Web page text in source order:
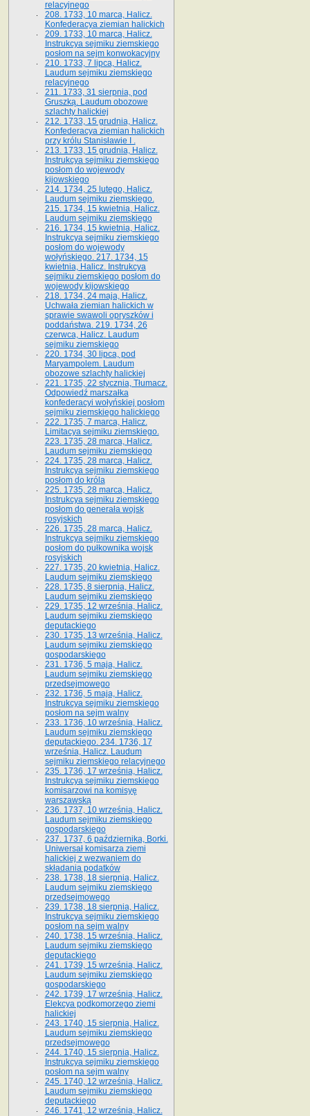
relacyjnego
208. 1733, 10 marca, Halicz.
Konfederacya ziemian halickich­
209. 1733, 10 marca, Halicz.
Instrukcya sejmiku ziemskiego
posłom na sejm konwokacyjny
210. 1733, 7 lipca, Halicz.
Laudum sejmiku ziemskiego
relacyjnego
211. 1733, 31 sierpnia, pod
Gruszką. Laudum obozowe
szlachty halickiej
212. 1733, 15 grudnia, Halicz.
Konfederacya ziemian halickich
przy królu Stanisławie I .
213. 1733, 15 grudnia, Halicz.
Instrukcya sejmiku ziemskiego
posłom do wojewody
kijowskiego
214. 1734, 25 lutego, Halicz.
Laudum sejmiku ziemskiego.
215. 1734, 15 kwietnia, Halicz.
Laudum sejmiku ziemskiego
216. 1734, 15 kwietnia, Halicz.
Instrukcya sejmiku ziemskiego
posłom do wojewody
wołyńskiego. 217. 1734, 15
kwietnia, Halicz. Instrukcya
sejmiku ziemskiego posłom do
wojewody kijowskiego
218. 1734, 24 maja, Halicz.
Uchwała ziemian halickich w
sprawie swawoli opryszków i
poddaństwa. 219. 1734, 26
czerwca, Halicz. Laudum
sejmiku ziemskiego
220. 1734, 30 lipca, pod
Maryampolem. Laudum
obozowe szlachty halickiej
221. 1735, 22 stycznia, Tłumacz.
Odpowiedź marszałka
konfederacyi wołyńskiej posłom
sejmiku ziemskiego halickiego
222. 1735, 7 marca, Halicz.
Limitacya sejmiku ziemskiego.
223. 1735, 28 marca, Halicz.
Laudum sejmiku ziemskiego
224. 1735, 28 marca, Halicz.
Instrukcya sejmiku ziemskiego
posłom do króla
225. 1735, 28 marca, Halicz.
Instrukcya sejmiku ziemskiego
posłom do generała wojsk
rosyjskich
226. 1735, 28 marca, Halicz.
Instrukcya sejmiku ziemskiego
posłom do pułkownika wojsk
rosyjskich
227. 1735, 20 kwietnia, Halicz.
Laudum sejmiku ziemskiego
228. 1735, 8 sierpnia, Halicz.
Laudum sejmiku ziemskiego
229. 1735, 12 września, Halicz.
Laudum sejmiku ziemskiego
deputackiego
230. 1735, 13 września, Halicz.
Laudum sejmiku ziemskiego
gospodarskiego
231. 1736, 5 maja, Halicz.
Laudum sejmiku ziemskiego
przedsejmowego
232. 1736, 5 maja, Halicz.
Instrukcya sejmiku ziemskiego
posłom na sejm walny
233. 1736, 10 września, Halicz.
Laudum sejmiku ziemskiego
deputackiego. 234. 1736, 17
września, Halicz. Laudum
sejmiku ziemskiego relacyjnego
235. 1736, 17 września, Halicz.
Instrukcya sejmiku ziemskiego
komisarzowi na komisyę
warszawską
236. 1737, 10 września, Halicz.
Laudum sejmiku ziemskiego
gospodarskiego
237. 1737, 6 października, Borki.
Uniwersał komisarza ziemi
halickiej z wezwaniem do
składania podatków
238. 1738, 18 sierpnia, Halicz.
Laudum sejmiku ziemskiego
przedsejmowego
239. 1738, 18 sierpnia, Halicz.
Instrukcya sejmiku ziemskiego
posłom na sejm walny
240. 1738, 15 września, Halicz.
Laudum sejmiku ziemskiego
deputackiego
241. 1739, 15 września, Halicz.
Laudum sejmiku ziemskiego
gospodarskiego
242. 1739, 17 września, Halicz.
Elekcya podkomorzego ziemi
halickiej
243. 1740, 15 sierpnia, Halicz.
Laudum sejmiku ziemskiego
przedsejmowego
244. 1740, 15 sierpnia, Halicz.
Instrukcya sejmiku ziemskiego
posłom na sejm walny
245. 1740, 12 września, Halicz.
Laudum sejmiku ziemskiego
deputackiego
246. 1741, 12 września, Halicz.